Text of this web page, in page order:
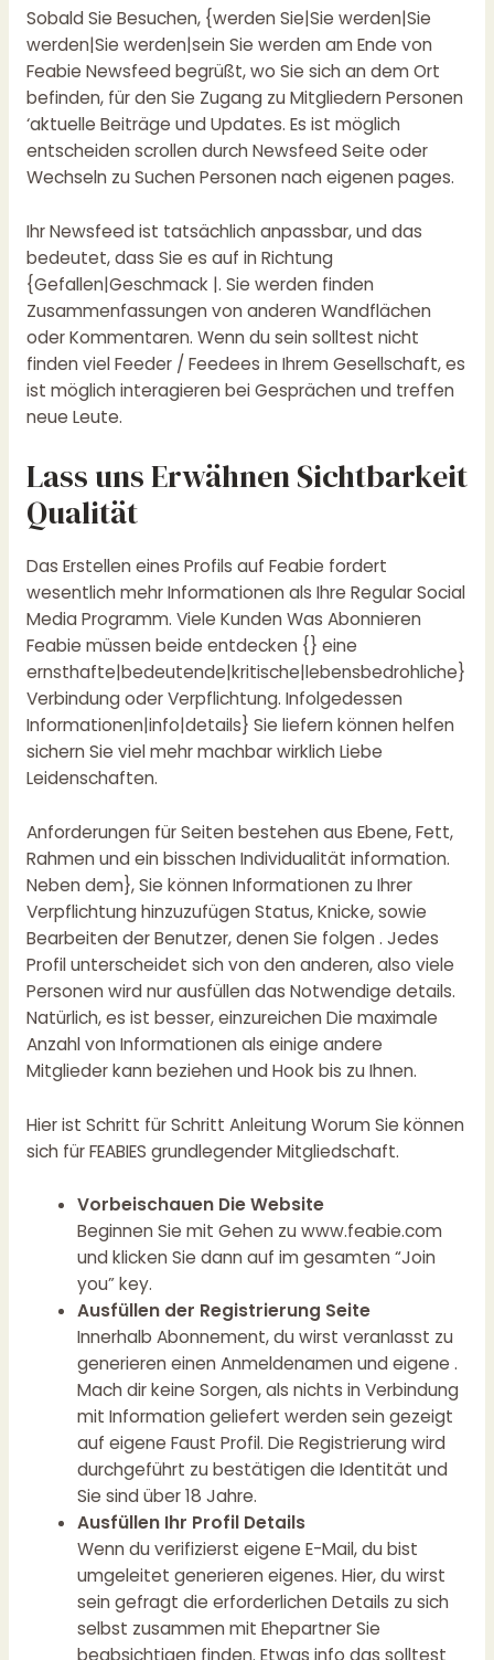
Sobald Sie Besuchen, {werden Sie|Sie werden|Sie
werden|Sie werden|sein Sie werden am Ende von
Feabie Newsfeed begrüßt, wo Sie sich an dem Ort
befinden, für den Sie Zugang zu Mitgliedern Personen
‘aktuelle Beiträge und Updates. Es ist möglich
entscheiden scrollen durch Newsfeed Seite oder
Wechseln zu Suchen Personen nach eigenen pages.
Ihr Newsfeed ist tatsächlich anpassbar, und das
bedeutet, dass Sie es auf in Richtung
{Gefallen|Geschmack |. Sie werden finden
Zusammenfassungen von anderen Wandflächen
oder Kommentaren. Wenn du sein solltest nicht
finden viel Feeder / Feedees in Ihrem Gesellschaft, es
ist möglich interagieren bei Gesprächen und treffen
neue Leute.
Lass uns Erwähnen Sichtbarkeit
Qualität
Das Erstellen eines Profils auf Feabie fordert
wesentlich mehr Informationen als Ihre Regular Social
Media Programm. Viele Kunden Was Abonnieren
Feabie müssen beide entdecken {} eine
ernsthafte|bedeutende|kritische|lebensbedrohliche}
Verbindung oder Verpflichtung. Infolgedessen
Informationen|info|details} Sie liefern können helfen
sichern Sie viel mehr machbar wirklich Liebe
Leidenschaften.
Anforderungen für Seiten bestehen aus Ebene, Fett,
Rahmen und ein bisschen Individualität information.
Neben dem}, Sie können Informationen zu Ihrer
Verpflichtung hinzuzufügen Status, Knicke, sowie
Bearbeiten der Benutzer, denen Sie folgen . Jedes
Profil unterscheidet sich von den anderen, also viele
Personen wird nur ausfüllen das Notwendige details.
Natürlich, es ist besser, einzureichen Die maximale
Anzahl von Informationen als einige andere
Mitglieder kann beziehen und Hook bis zu Ihnen.
Hier ist Schritt für Schritt Anleitung Worum Sie können
sich für FEABIES grundlegender Mitgliedschaft.
Vorbeischauen Die Website
Beginnen Sie mit Gehen zu www.feabie.com
und klicken Sie dann auf im gesamten “Join
you” key.
Ausfüllen der Registrierung Seite
Innerhalb Abonnement, du wirst veranlasst zu
generieren einen Anmeldenamen und eigene .
Mach dir keine Sorgen, als nichts in Verbindung
mit Information geliefert werden sein gezeigt
auf eigene Faust Profil. Die Registrierung wird
durchgeführt zu bestätigen die Identität und
Sie sind über 18 Jahre.
Ausfüllen Ihr Profil Details
Wenn du verifizierst eigene E-Mail, du bist
umgeleitet generieren eigenes. Hier, du wirst
sein gefragt die erforderlichen Details zu sich
selbst zusammen mit Ehepartner Sie